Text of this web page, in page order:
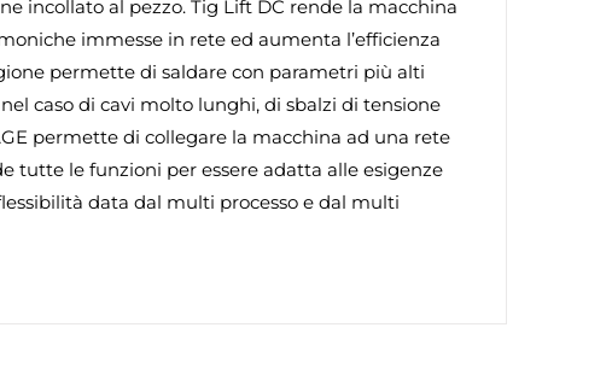
incollato al pezzo. Tig Lift DC rende la macchina
immesse in rete ed aumenta l’efficienza
permette di saldare con parametri più alti
caso di cavi molto lunghi, di sbalzi di tensione
permette di collegare la macchina ad una rete
tutte le funzioni per essere adatta alle esigenze
data dal multi processo e dal multi